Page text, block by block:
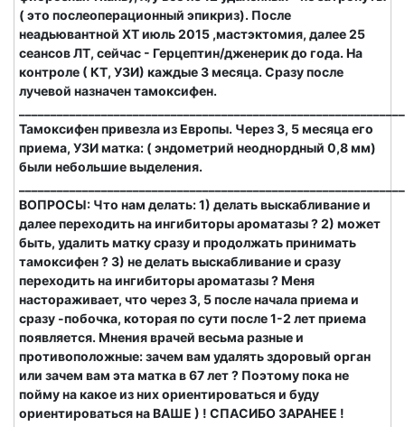
( это послеоперационный эпикриз). После
неадьювантной ХТ июль 2015 ,мастэктомия, далее 25
сеансов ЛТ, сейчас - Герцептин/дженерик до года. На
контроле ( КТ, УЗИ) каждые 3 месяца. Сразу после
лучевой назначен тамоксифен.
Тамоксифен привезла из Европы. Через 3, 5 месяца его
приема, УЗИ матка: ( эндометрий неоднордный 0,8 мм)
были небольшие выделения.
ВОПРОСЫ: Что нам делать: 1) делать выскабливание и
далее переходить на ингибиторы ароматазы ? 2) может
быть, удалить матку сразу и продолжать принимать
тамоксифен ? 3) не делать выскабливание и сразу
переходить на ингибиторы ароматазы ? Меня
настораживает, что через 3, 5 после начала приема и
сразу -побочка, которая по сути после 1-2 лет приема
появляется. Мнения врачей весьма разные и
противоположные: зачем вам удалять здоровый орган
или зачем вам эта матка в 67 лет ? Поэтому пока не
пойму на какое из них ориентироваться и буду
ориентироваться на ВАШЕ ) ! СПАСИБО ЗАРАНЕЕ !